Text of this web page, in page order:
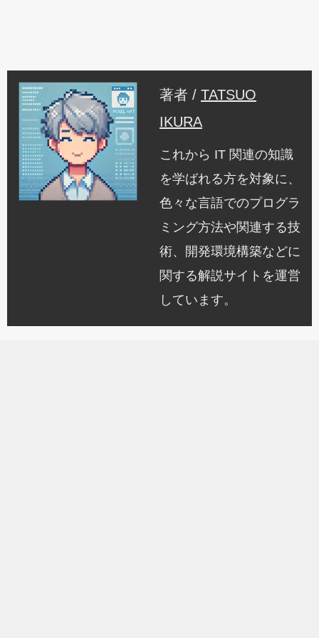
著者 / TATSUO
IKURA
これから IT 関連の知識
を学ばれる方を対象に、
色々な言語でのプログラ
ミング方法や関連する技
術、開発環境構築などに
関する解説サイトを運営
しています。